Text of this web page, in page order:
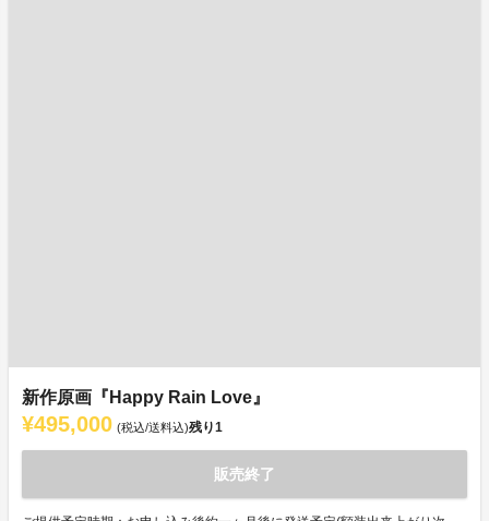
新作原画『Happy Rain Love』
¥495,000 (税込/送料込)残り1
販売終了